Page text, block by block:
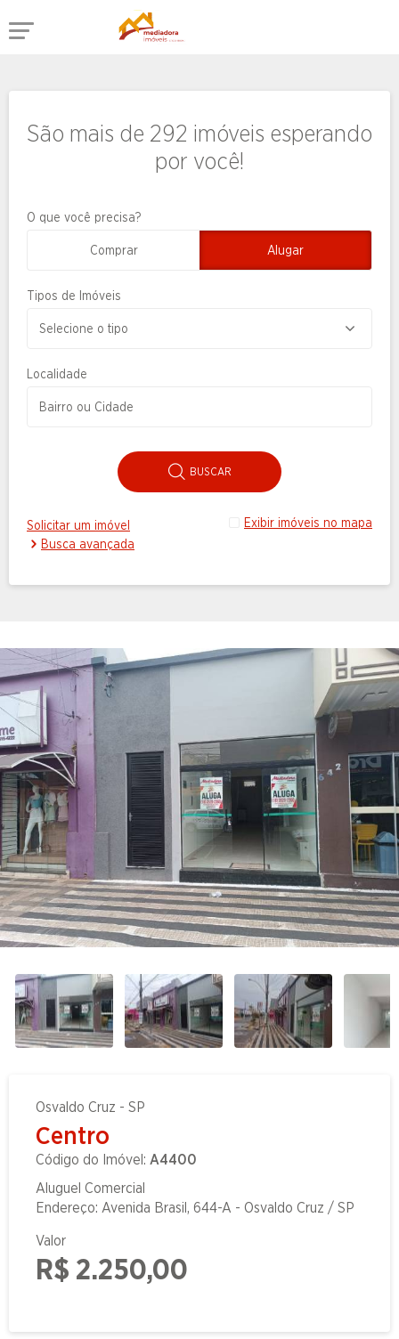
São mais de 292 imóveis esperando
por você!
O que você precisa?
Comprar Alugar
Tipos de Imóveis
Localidade
Solicitar um imóvel
Exibir imóveis no mapa
Busca avançada
BUSCAR
Osvaldo Cruz - SP
Centro
Código do Imóvel: A4400
Aluguel Comercial
Endereço: Avenida Brasil, 644-A - Osvaldo Cruz / SP
Valor
R$ 2.250,00